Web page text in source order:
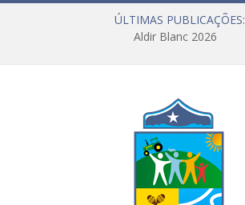
ÚLTIMAS PUBLICAÇÕES:
Aldir Blanc 2026